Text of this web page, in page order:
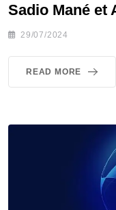
Sadio Mané et
29/07/2024
READ MORE